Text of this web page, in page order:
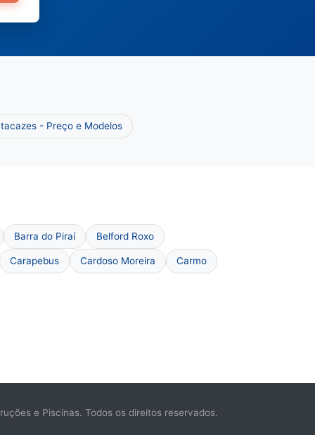
- Preço e Modelos
Barra do Piraí Belford Roxo
Carapebus Cardoso Moreira Carmo
e Piscinas. Todos os direitos reservados.